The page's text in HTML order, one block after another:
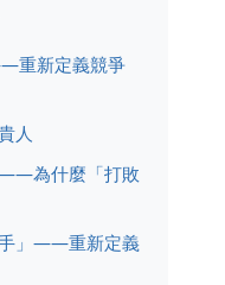
重新定義競爭
人
為什麼「打敗
手」——重新定義